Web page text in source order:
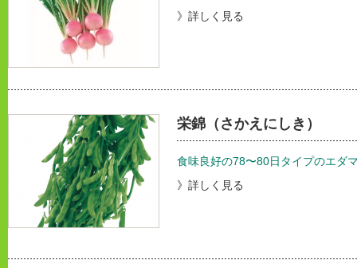
》詳しく見る
栄錦（さかえにしき）
食味良好の78〜80日タイプのエダ
》詳しく見る